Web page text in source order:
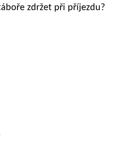
zdržet při příjezdu?